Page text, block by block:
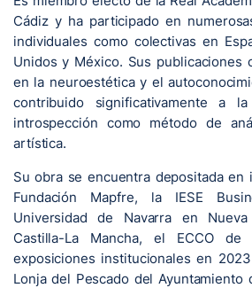
Cádiz y ha participado en
individuales como colectivas en
Unidos y México. Sus publicaciones
en la neuroestética y el
contribuido significativamente a
introspección como método de
artística.
Su obra se encuentra depositada en
Fundación Mapfre, la IESE
Universidad de Navarra en
Castilla-La Mancha, el ECCO de
exposiciones institucionales en
Lonja del Pescado del Ayuntamiento